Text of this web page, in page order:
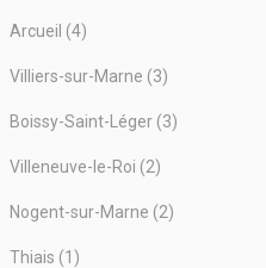
Arcueil (4)
Villiers-sur-Marne (3)
Boissy-Saint-Léger (3)
Villeneuve-le-Roi (2)
Nogent-sur-Marne (2)
Thiais (1)